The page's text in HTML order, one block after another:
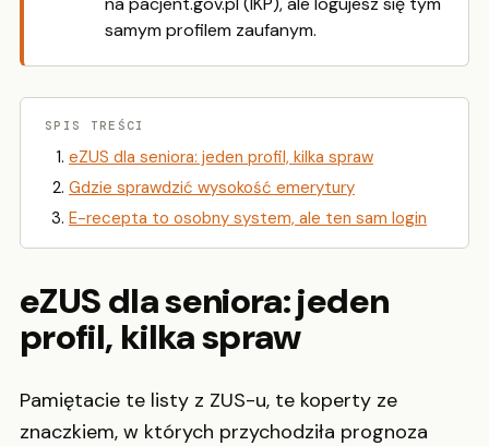
samym profilem zaufanym.
SPIS TREŚCI
eZUS dla seniora: jeden profil, kilka spraw
Gdzie sprawdzić wysokość emerytury
E-recepta to osobny system, ale ten sam login
eZUS dla seniora: jeden
profil, kilka spraw
Pamiętacie te listy z ZUS-u, te koperty ze
znaczkiem, w których przychodziła prognoza